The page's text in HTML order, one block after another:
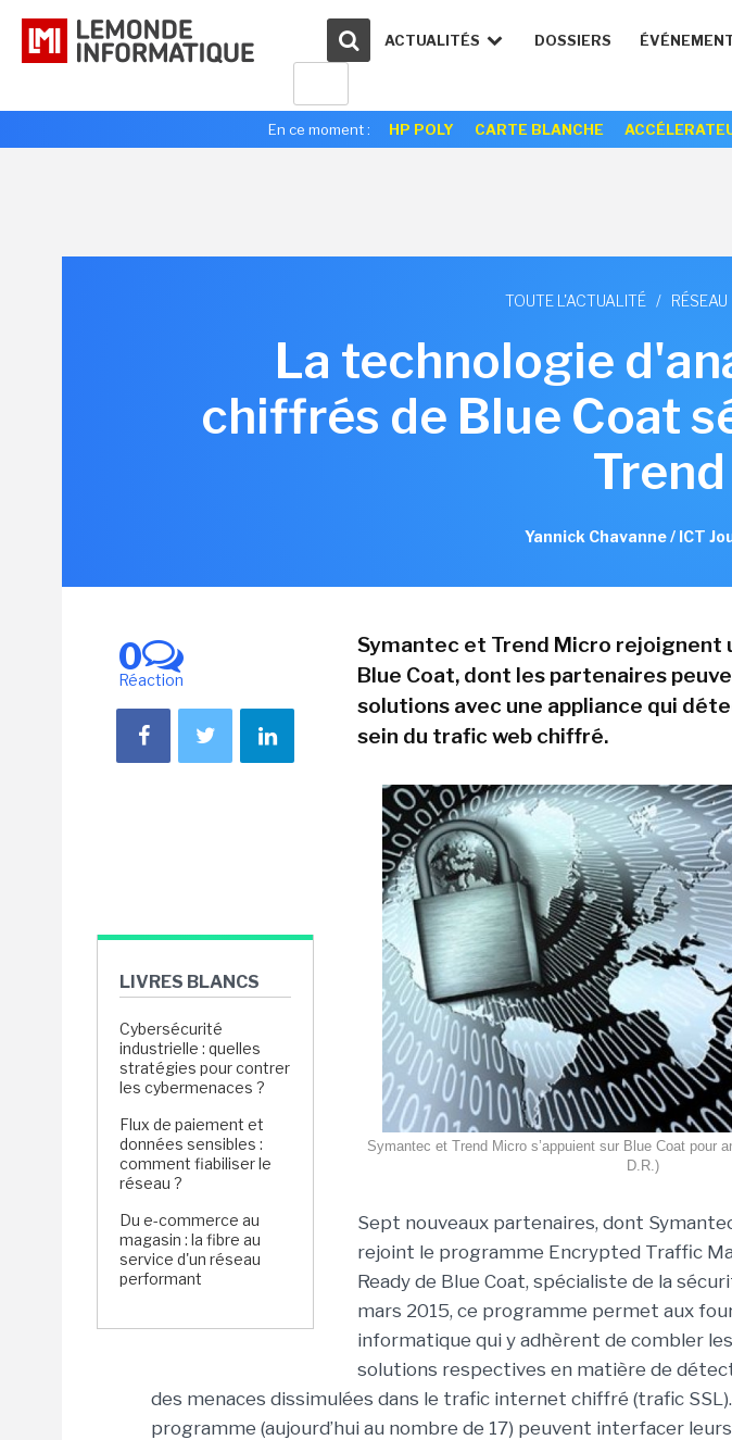
ACTUALITÉS DOSSIERS
En ce moment : HP POLY CARTE BLANCHE
TOUTE L'ACTUALITÉ / RÉSEAU
La technologie
chiffrés de Blue Coat
Yannick Chavanne / ICT
0
Réaction
LIVRES BLANCS
Cybersécurité
industrielle : quelles
stratégies pour contrer
les cybermenaces ?
Flux de paiement et
données sensibles :
comment fiabiliser le
réseau ?
Du e-commerce au
magasin : la fibre au
service d'un réseau
performant
Symantec et Trend Micro rejoignent
Blue Coat, dont les partenaires
solutions avec une appliance qui
sein du trafic web chiffré.
Symantec et Trend Micro s’appuient sur Blue Coat pour
D.R.)
Sept nouveaux partenaires, dont
rejoint le programme Encrypted Traffic
Ready de Blue Coat, spécialiste de la
mars 2015, ce programme permet aux
informatique qui y adhèrent de combler
solutions respectives en matière de
des menaces dissimulées dans le trafic internet chiffré (trafic
programme (aujourd’hui au nombre de 17) peuvent interfacer